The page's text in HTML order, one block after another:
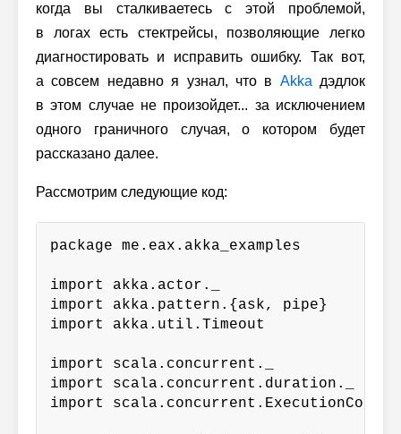
когда вы сталкиваетесь с этой проблемой,
в логах есть стектрейсы, позволяющие легко
диагностировать и исправить ошибку. Так вот,
а совсем недавно я узнал, что в Akka дэдлок
в этом случае не произойдет... за исключением
одного граничного случая, о котором будет
рассказано далее.
Рассмотрим следующие код:
package me.eax.akka_examples
import akka.actor._
import akka.pattern.{ask, pipe}
import akka.util.Timeout
import scala.concurrent._
import scala.concurrent.duration._
import